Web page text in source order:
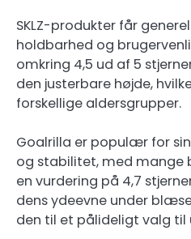
SKLZ-produkter får
holdbarhed og
omkring 4,5 ud af 5
den justerbare højde,
forskellige aldersgrupper.
Goalrilla er populær for
og stabilitet, med mange
en vurdering på 4,7
dens ydeevne under
den til et pålideligt valg